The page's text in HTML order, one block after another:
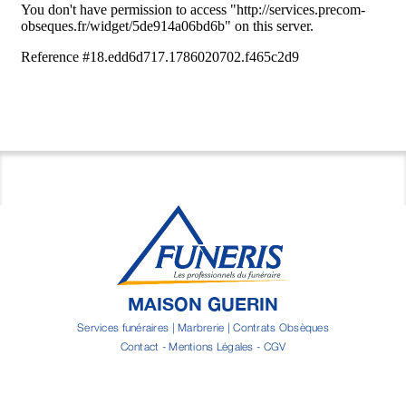
MAISON GUERIN
Services funéraires | Marbrerie | Contrats Obsèques
Contact -Mentions Légales - CGV